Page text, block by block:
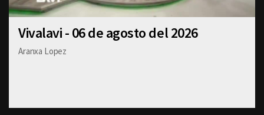
Vivalavi - 06 de agosto del 2026
Aranxa Lopez